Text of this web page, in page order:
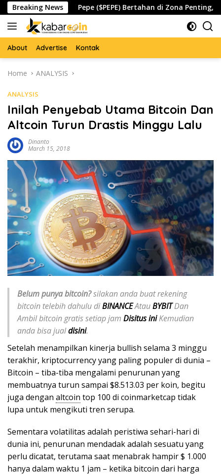
Skip
to
content
Breaking NewsPepe ($PEPE) Bertahan di Zona Penting, Akankah
About Advertise Kontak
Home ANALYSIS
ANALYSIS
Inilah Penyebab Utama Bitcoin Dan
Altcoin Turun Drastis Minggu Lalu
Dinanto
March 15, 2018
Belum punya bitcoin?silakan anda buat rekening
bitcoin telebih dahulu diBINANCEAtauBYBITDan
Ambil bitcoin gratis setiap jam Disitus iniKemudian
anda bisa jualdisini.
Setelah menampilkan kinerja bullish selama 3 minggu
terakhir, kriptocurrency yang paling populer di dunia –
Bitcoin – tiba-tiba mengalami penurunan yang
membuatnya turun sampai $8.513.03 per koin, begitu
juga dengan altcoin top 100 di coinmarketcap tidak
lupa untuk mengikuti tren serupa.
Sementara volatilitas adalah peristiwa sehari-hari di
dunia ini, penurunan mendadak adalah sesuatu yang
perlu dicatat, terutama saat menabrak hampir $ 1.000
hanya dalam waktu 1 jam – ketika bitcoin dari harga